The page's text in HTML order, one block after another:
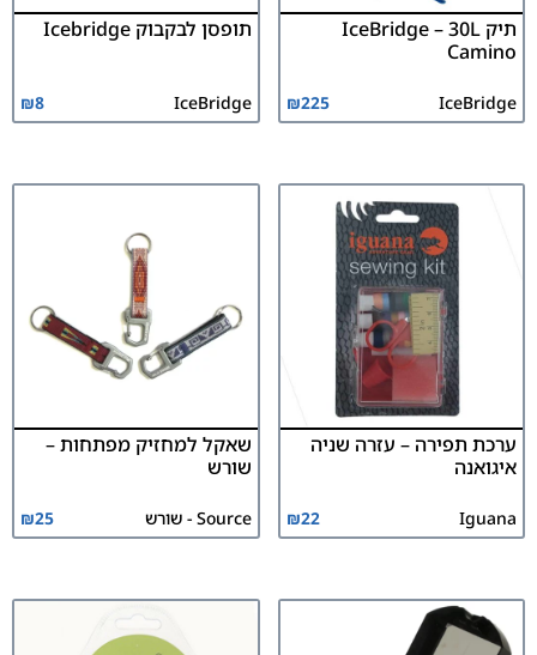
תיק IceBridge – 30L
Camino
IceBridge
₪225
תופסן לבקבוק Icebridge
IceBridge
₪8
ערכת תפירה – עזרה שניה
איגואנה
Iguana
₪22
שאקל למחזיק מפתחות –
שורש
Source - שורש ₪25